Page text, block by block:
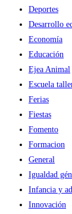
Deportes
Desarrollo
Economía
Educación
Ejea Animal
Escuela
Ferias
Fiestas
Fomento
Formacion
General
Igualdad
Infancia y
Innovación